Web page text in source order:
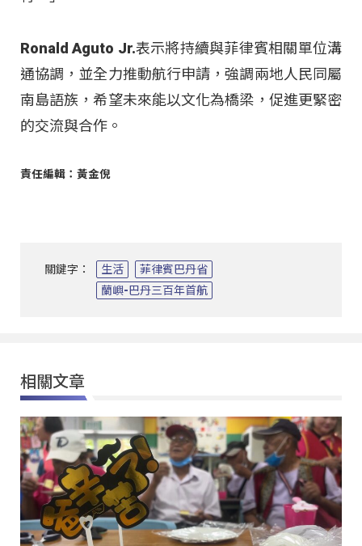
Ronald Aguto Jr.表示將持續與菲律賓相關單位溝
通協調，並全力推動航行申請，強調兩地人民同屬
南島語族，希望未來能以文化為橋梁，促進更緊密
的交流與合作。
責任編輯：黃金倪
關鍵字： 生活
菲律賓巴丹省
蘭嶼-巴丹三百年首航
相關文章